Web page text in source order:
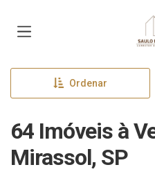
Ordenar
64 Imóveis à
Mirassol, SP